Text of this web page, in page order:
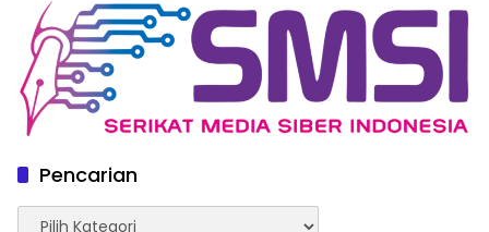
Pencarian
Pencarian